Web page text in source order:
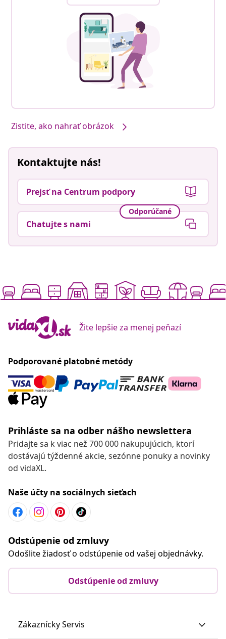
Zistite, ako nahrať obrázok
Kontaktujte nás!
Prejsť na Centrum podpory
Odporúčané
Chatujte s nami
Žite lepšie za menej peňazí
Podporované platobné metódy
Prihláste sa na odber nášho newslettera
Pridajte sa k viac než 700 000 nakupujúcich, ktorí
dostávajú týždenné akcie, sezónne ponuky a novinky
od vidaXL.
Naše účty na sociálnych sieťach
Odstúpenie od zmluvy
Odošlite žiadosť o odstúpenie od vašej objednávky.
Odstúpenie od zmluvy
Zákaznícky Servis